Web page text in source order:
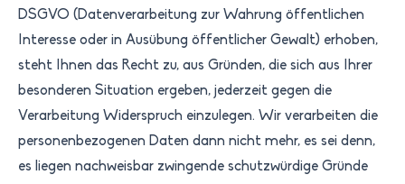
DSGVO (Datenverarbeitung zur Wahrung öffentlichen
Interesse oder in Ausübung öffentlicher Gewalt) erhoben,
steht Ihnen das Recht zu, aus Gründen, die sich aus Ihrer
besonderen Situation ergeben, jederzeit gegen die
Verarbeitung Widerspruch einzulegen. Wir verarbeiten die
personenbezogenen Daten dann nicht mehr, es sei denn,
es liegen nachweisbar zwingende schutzwürdige Gründe